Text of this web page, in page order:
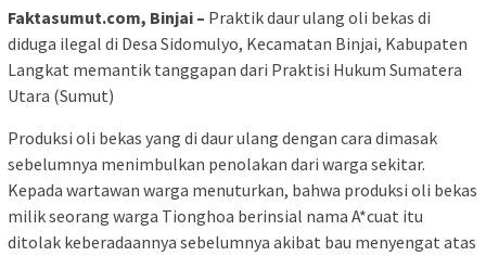
Faktasumut.com, Binjai – Praktik daur ulang oli bekas di
diduga ilegal di Desa Sidomulyo, Kecamatan Binjai, Kabupaten
Langkat memantik tanggapan dari Praktisi Hukum Sumatera
Utara (Sumut)
Produksi oli bekas yang di daur ulang dengan cara dimasak
sebelumnya menimbulkan penolakan dari warga sekitar.
Kepada wartawan warga menuturkan, bahwa produksi oli bekas
milik seorang warga Tionghoa berinsial nama A*cuat itu
ditolak keberadaannya sebelumnya akibat bau menyengat atas